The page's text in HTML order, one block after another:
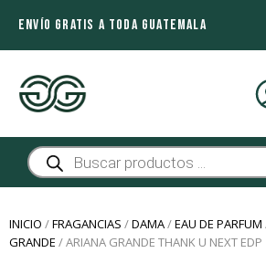
ENVÍO GRATIS A TODA GUATEMALA
Búsqueda
de
productos
INICIO /FRAGANCIAS /DAMA/EAU DE PARFUM
GRANDE / ARIANA GRANDE THANK U NEXT